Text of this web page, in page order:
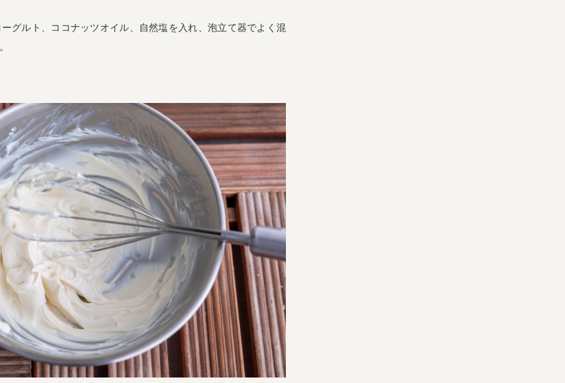
グルト、ココナッツオイル、自然塩を入れ、泡立て器でよく混